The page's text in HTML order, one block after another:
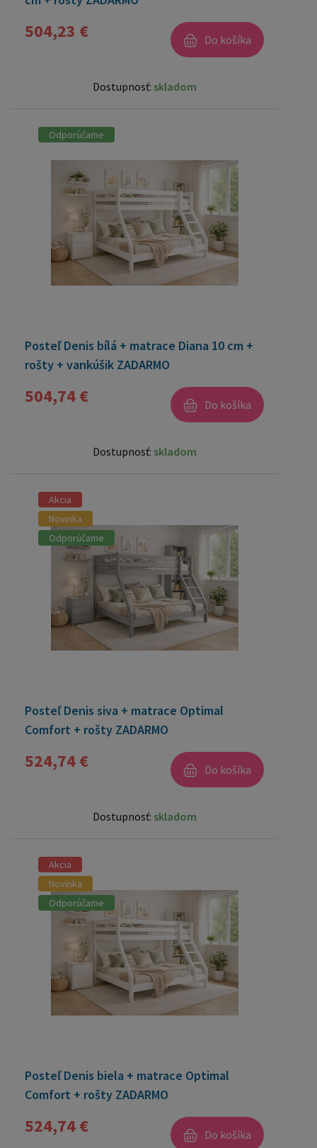
504,23 € Do košíka
Dostupnosť: skladom
Odporúčame
Posteľ Denis bílá + matrace Diana 10 cm +
rošty + vankúšik ZADARMO
504,74 € Do košíka
Dostupnosť: skladom
Akcia
Novinka
Odporúčame
Posteľ Denis siva + matrace Optimal
Comfort + rošty ZADARMO
524,74 € Do košíka
Dostupnosť: skladom
Akcia
Novinka
Odporúčame
Posteľ Denis biela + matrace Optimal
Comfort + rošty ZADARMO
524,74 € Do košíka